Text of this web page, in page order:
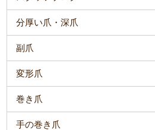
分厚い爪・深爪
副爪
変形爪
巻き爪
手の巻き爪